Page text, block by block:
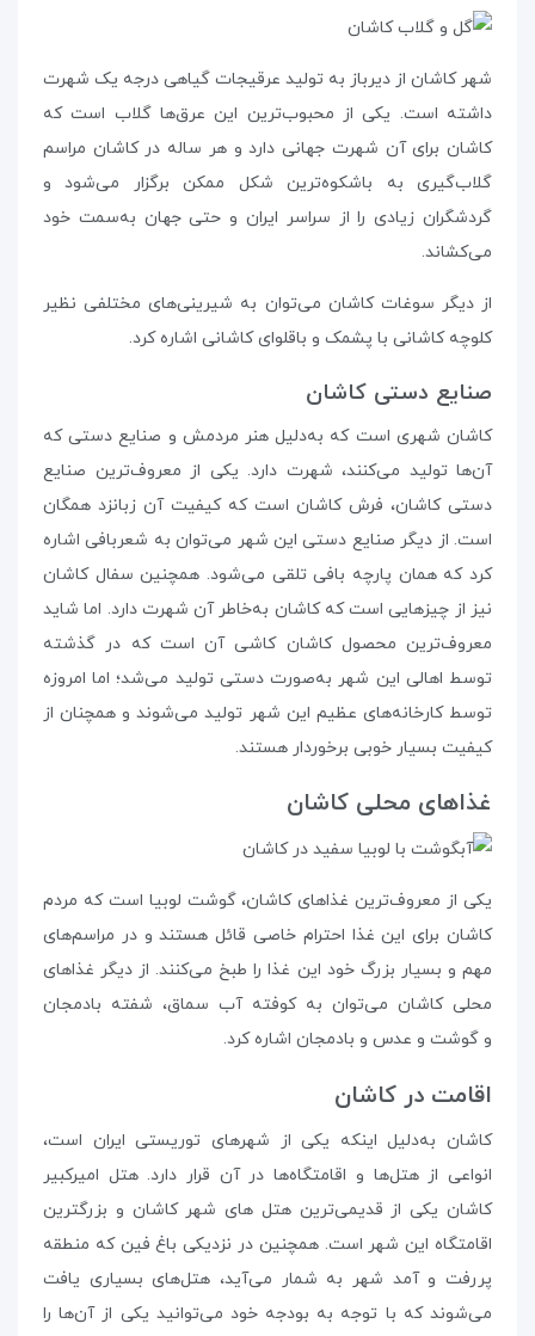
شهر کاشان از دیرباز به تولید عرقیجات گیاهی درجه یک شهرت
داشته است. یکی از محبوب‌ترین این عرق‌ها گلاب است که
کاشان برای آن شهرت جهانی دارد و هر ساله در کاشان مراسم
گلاب‌گیری به باشکوه‌ترین شکل ممکن برگزار می‌شود و
گردشگران زیادی را از سراسر ایران و حتی جهان به‌سمت خود
می‌کشاند.
از دیگر سوغات کاشان می‌توان به شیرینی‌های مختلفی نظیر
کلوچه کاشانی با پشمک و باقلوای کاشانی اشاره کرد.
صنایع دستی کاشان
کاشان شهری است که به‌دلیل هنر مردمش و صنایع دستی که
آن‌ها تولید می‌کنند، شهرت دارد. یکی از معروف‌ترین صنایع
دستی کاشان،‌ فرش کاشان است که کیفیت آن زبانزد همگان
است. از دیگر صنایع دستی این شهر می‌توان به شعربافی اشاره
کرد که همان پارچه بافی تلقی می‌شود. همچنین سفال کاشان
نیز از چیزهایی است که کاشان به‌خاطر آن شهرت دارد. اما شاید
معروف‌ترین محصول کاشان کاشی آن است که در گذشته
توسط اهالی این شهر به‌صورت دستی تولید می‌شد؛ اما امروزه
توسط کارخانه‌های عظیم این شهر تولید می‌شوند و همچنان از
کیفیت بسیار خوبی برخوردار هستند.
غذاهای محلی کاشان ‌
یکی از معروف‌ترین غذاهای کاشان، گوشت لوبیا است که مردم
کاشان برای این غذا احترام خاصی قائل هستند و در مراسم‌‌های
مهم و بسیار بزرگ خود این غذا را طبخ می‌کنند. از دیگر غذاهای
محلی کاشان می‌توان به کوفته آب سماق، شفته بادمجان
و گوشت و عدس و بادمجان اشاره کرد.
اقامت در کاشان
کاشان به‌دلیل اینکه یکی از شهرهای توریستی ایران است،
انواعی از هتل‌ها و اقامتگاه‌ها در آن قرار دارد. هتل امیرکبیر
کاشان یکی از قدیمی‌ترین هتل های شهر کاشان و بزرگترین
اقامتگاه این شهر است. همچنین در نزدیکی باغ فین که منطقه
پررفت و آمد شهر به شمار می‌آید، هتل‌های بسیاری یافت
می‌شوند که با توجه به بودجه‌ خود می‌توانید یکی از آن‌ها را